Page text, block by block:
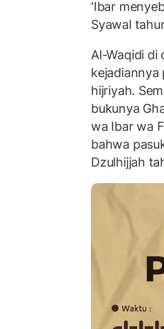
‘Ibar
Syawal
Al-Waqidi di
kejadiannya
hijriyah.
bukunya
wa Ibar wa
bahwa
Dzulhijjah